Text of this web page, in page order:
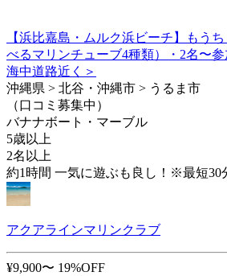
【浜比嘉島・ムルク浜ビーチ】もう
べるマリンチューブ4種類）・2名〜
海中道路近く＞
沖縄県 > 北谷・沖縄市 > うるま市
（口コミ募集中）
バナナボート・マーブル
5歳以上
2名以上
約1時間 一気に遊ぶも良し！※最短
アクアラインマリンクラブ
¥9,900〜 19%OFF